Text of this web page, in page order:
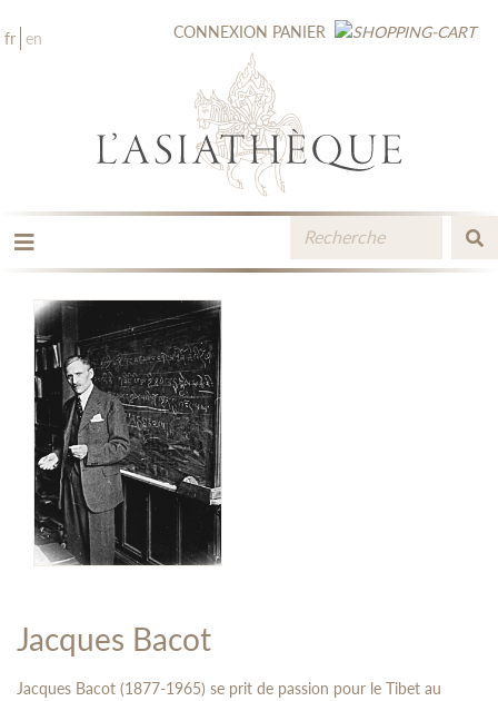
fr en CONNEXION PANIER
LES ÉDITIONS
LA LIBRAIRIE
CATALOGUE
MÉDIATHÈQUE
NOUVEAUTÉS / À PARAÎTRE
CONTACT
ESPACE PRO LIBRAIRES
Jacques Bacot
Jacques Bacot (1877-1965) se prit de passion pour le Tibet au